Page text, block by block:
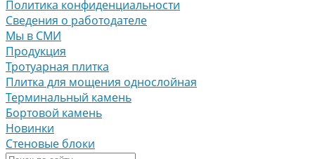
Политика конфиденциальности
Сведения о работодателе
Мы в СМИ
Продукция
Тротуарная плитка
Плитка для мощения однослойная
Терминальный камень
Бортовой камень
Новинки
Стеновые блоки